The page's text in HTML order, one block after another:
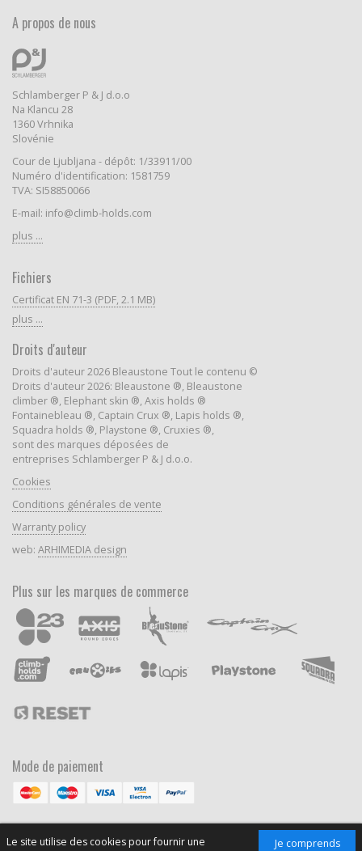
Je comprends
Le site utilise des cookies pour fournir une
A propos de nous
Schlamberger P & J d.o.o
Na Klancu 28
1360 Vrhnika
Slovénie
Cour de Ljubljana - dépôt: 1/33911/00
Numéro d'identification: 1581759
TVA: SI58850066
E-mail: info@climb-holds.com
plus ...
Fichiers
Certificat EN 71-3 (PDF, 2.1 MB)
plus ...
Droits d'auteur
Droits d'auteur 2026 Bleaustone Tout le contenu ©
Droits d'auteur 2026: Bleaustone ®, Bleaustone
climber ®, Elephant skin ®, Axis holds ®
Fontainebleau ®, Captain Crux ®, Lapis holds ®,
Squadra holds ®, Playstone ®, Cruxies ®,
sont des marques déposées de
entreprises Schlamberger P & J d.o.o.
Cookies
Conditions générales de vente
Warranty policy
web: ARHIMEDIA design
Plus sur les marques de commerce
Mode de paiement